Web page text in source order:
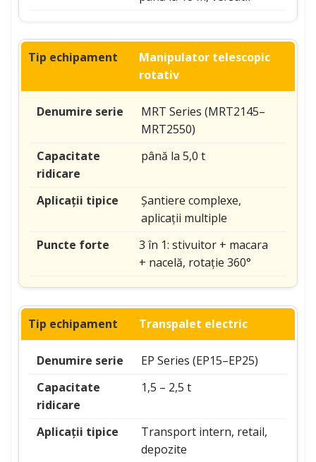
Manipulator telescopic
rotativ
MRT Series (MRT2145–
MRT2550)
până la 5,0 t
Șantiere complexe,
aplicații multiple
3 în 1: stivuitor + macara
+ nacelă, rotație 360°
Transpalet electric
EP Series (EP15–EP25)
1,5 – 2,5 t
Transport intern, retail,
depozite